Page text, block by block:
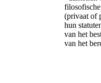
(privaat of
hun
van het
van het